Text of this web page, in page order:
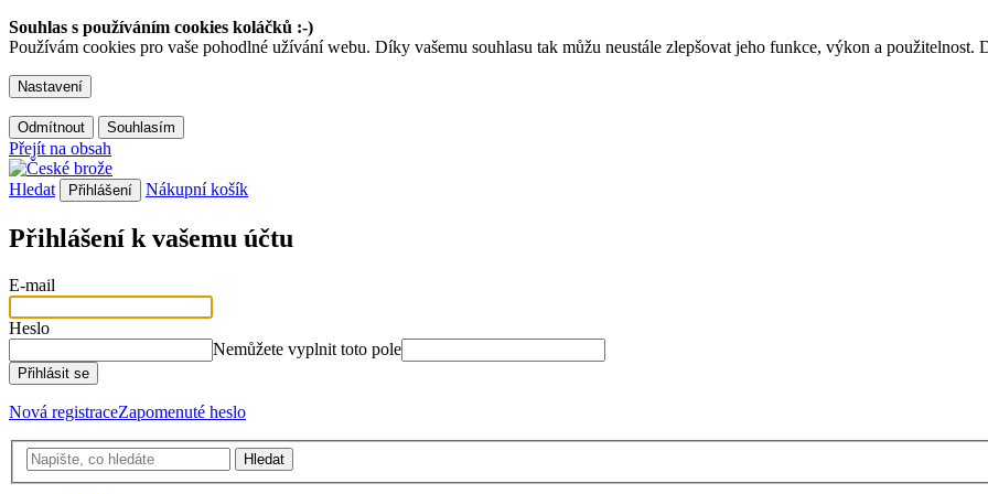
Souhlas s používáním cookies koláčků :-)
Používám cookies pro vaše pohodlné užívání webu. Díky vašemu souhlasu tak můžu neustále zlepšovat jeho funkce, výkon a použitelnost.
Nastavení
Odmítnout Souhlasím
Přejít na obsah
Hledat Přihlášení Nákupní košík
Přihlášení k vašemu účtu
E-mail
Heslo
Nemůžete vyplnit toto pole
Přihlásit se
Nová registraceZapomenuté heslo
Hledat